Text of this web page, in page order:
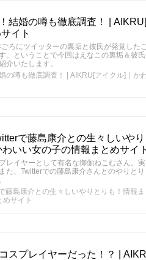
結婚の噂も徹底調査！ |
イト
ろにツイッターの裏垢と彼氏が発覚した
。ということで今回はえなこの裏垢＆彼氏
介いたします。
の噂も徹底調査！ | AIKRU[アイクル]｜か
で藤島康介との生々しいやり
いい女の子の情報まとめサイト
レイヤーとして有名な御伽ねこむさん。
た、Twitterでの藤島康介さんとのやりと
島康介との生々しいやりとりも！情報ま
サイト
スプレイヤーだった！？ |